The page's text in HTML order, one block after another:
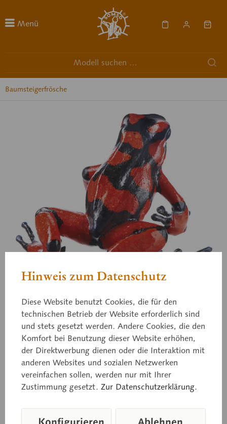
Menü
Baumsteigerfrösche
ZoS 1253
Prachtbaumsteiger
Weibchen, „Baudó“ schwarz, rot Oophaga
histrionica Kolumbien, Departamento Chocó.
Hinweis zum Datenschutz
Diese Website benutzt Cookies, die für den
technischen Betrieb der Website erforderlich sind
und stets gesetzt werden. Andere Cookies, die den
Komfort bei Benutzung dieser Website erhöhen,
der Direktwerbung dienen oder die Interaktion mit
anderen Websites und sozialen Netzwerken
vereinfachen sollen, werden nur mit Ihrer
Zustimmung gesetzt. Zur Datenschutzerklärung.